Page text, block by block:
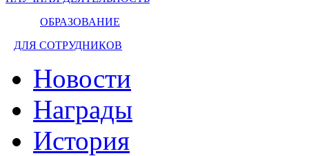
ОБРАЗОВАНИЕ
ДЛЯ СОТРУДНИКОВ
Новости
Награды
История